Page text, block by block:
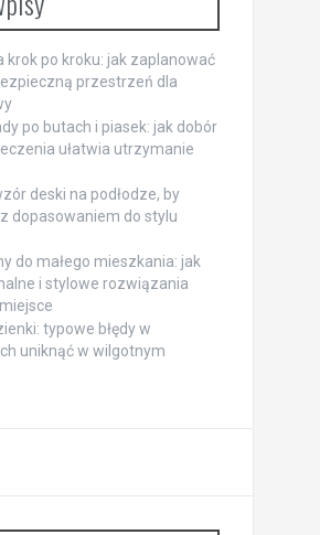
krok po kroku: jak zaplanować
przestrzeń dla
po butach i piasek: jak dobór
ułatwia utrzymanie
deski na podłodze, by
z dopasowaniem do stylu
do małego mieszkania: jak
i stylowe rozwiązania
typowe błędy w
uniknąć w wilgotnym